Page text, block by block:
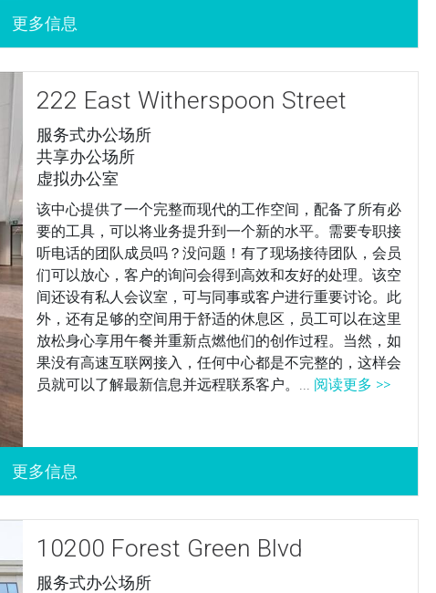
222 East Witherspoon Street
服务式办公场所
共享办公场所
虚拟办公室
该中心提供了一个完整而现代的工作空间，配备了所有必
要的工具，可以将业务提升到一个新的水平。需要专职接
听电话的团队成员吗？没问题！有了现场接待团队，会员
们可以放心，客户的询问会得到高效和友好的处理。该空
间还设有私人会议室，可与同事或客户进行重要讨论。此
外，还有足够的空间用于舒适的休息区，员工可以在这里
放松身心享用午餐并重新点燃他们的创作过程。当然，如
果没有高速互联网接入，任何中心都是不完整的，这样会
员就可以了解最新信息并远程联系客户。... 阅读更多 >>
10200 Forest Green Blvd
服务式办公场所